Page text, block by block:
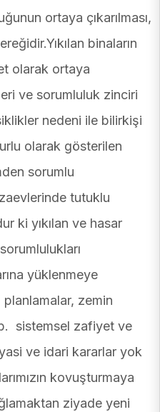
ortaya çıkarılması,
binaların
olarak ortaya
ve sorumluluk zinciri
nedeni ile bilirkişi
olarak gösterilen
sorumlu
tutuklu
ki yıkılan ve hasar
yüklenmeye
planlamalar, zemin
sistemsel zafiyet ve
ve idari kararlar yok
kovuşturmaya
ziyade yeni